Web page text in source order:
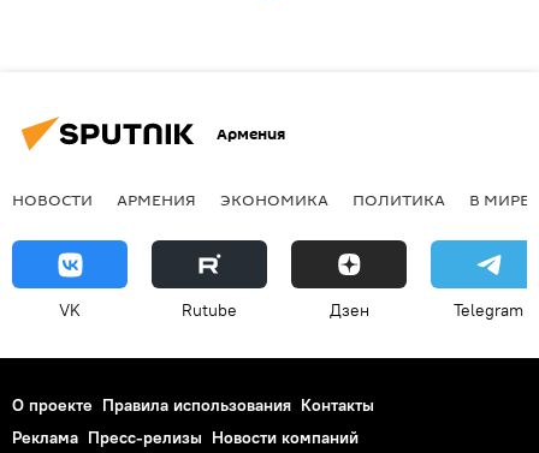
Армения
НОВОСТИ АРМЕНИЯ ЭКОНОМИКА ПОЛИТИКА В МИРЕ
VK Rutube Дзен Telegram
О проекте Правила использования Контакты
Реклама Пресс-релизы Новости компаний